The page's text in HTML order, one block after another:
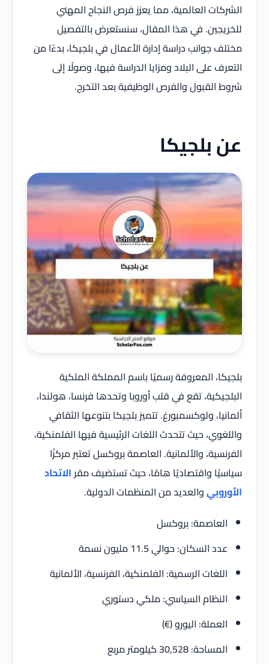
الشركات العالمية، مما يعزز فرص النجاح المهني
للخريجين. في هذا المقال، سنستعرض بالتفصيل
مختلف جوانب دراسة إدارة الأعمال في بلجيكا، بدءًا من
التعرف على البلاد ومزايا الدراسة فيها، وصولًا إلى
شروط القبول والفرص الوظيفية بعد التخرج.
عن بلجيكا
بلجيكا، المعروفة رسميًا باسم المملكة الملكية
البلجيكية، تقع في قلب أوروبا وتحدها فرنسا، هولندا،
ألمانيا، ولوكسمبورغ. تتميز بلجيكا بتنوعها الثقافي
واللغوي، حيث تتحدث اللغات الرئيسية فيها الفلمنكية،
الفرنسية، والألمانية. العاصمة بروكسل تعتبر مركزًا
سياسيًا واقتصاديًا هامًا، حيث تستضيف مقر الاتحاد
الأوروبيوالعديد من المنظمات الدولية.
العاصمة: بروكسل
عدد السكان: حوالي 11.5 مليون نسمة
اللغات الرسمية: الفلمنكية، الفرنسية، الألمانية
النظام السياسي: ملكي دستوري
العملة: اليورو (€)
المساحة: 30,528 كيلومتر مربع